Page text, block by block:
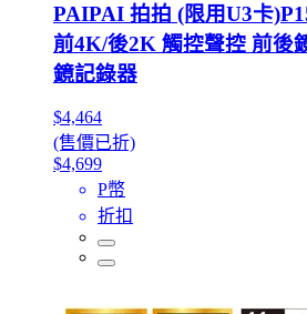
PAIPAI 拍拍 (限用U3卡
前4K/後2K 觸控聲控 前後
鏡記錄器
$4,464
(售價已折)
$4,699
P幣
折扣